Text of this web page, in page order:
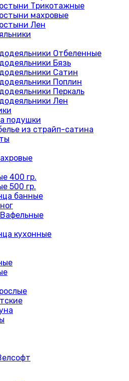
Трикотажные
махровые
Лен
Отбеленные
Бязь
Сатин
Поплин
Перкаль
Лен
подушки
из страйп-сатина
400 гр.
500 гр.
банные
кухонные